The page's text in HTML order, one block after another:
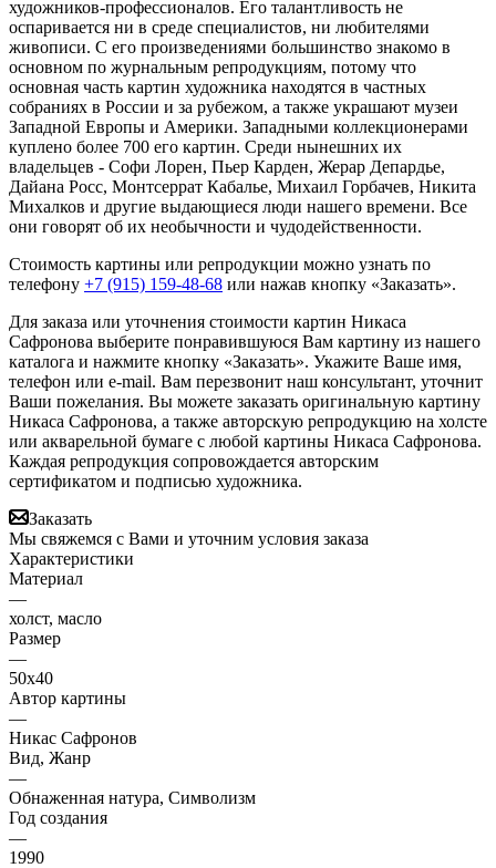
художников-профессионалов. Его талантливость не
оспаривается ни в среде специалистов, ни любителями
живописи. С его произведениями большинство знакомо в
основном по журнальным репродукциям, потому что
основная часть картин художника находятся в частных
собраниях в России и за рубежом, а также украшают музеи
Западной Европы и Америки. Западными коллекционерами
куплено более 700 его картин. Среди нынешних их
владельцев - Софи Лорен, Пьер Карден, Жерар Депардье,
Дайана Росс, Монтсеррат Кабалье, Михаил Горбачев, Никита
Михалков и другие выдающиеся люди нашего времени. Все
они говорят об их необычности и чудодейственности.
Стоимость картины или репродукции можно узнать по
телефону +7 (915) 159-48-68 или нажав кнопку «Заказать».
Для заказа или уточнения стоимости картин Никаса
Сафронова выберите понравившуюся Вам картину из нашего
каталога и нажмите кнопку «Заказать». Укажите Ваше имя,
телефон или e-mail. Вам перезвонит наш консультант, уточнит
Ваши пожелания. Вы можете заказать оригинальную картину
Никаса Сафронова, а также авторскую репродукцию на холсте
или акварельной бумаге с любой картины Никаса Сафронова.
Каждая репродукция сопровождается авторским
сертификатом и подписью художника.
Заказать
Мы свяжемся с Вами и уточним условия заказа
Характеристики
Материал
—
холст, масло
Размер
—
50х40
Автор картины
—
Никас Сафронов
Вид, Жанр
—
Обнаженная натура, Символизм
Год создания
—
1990